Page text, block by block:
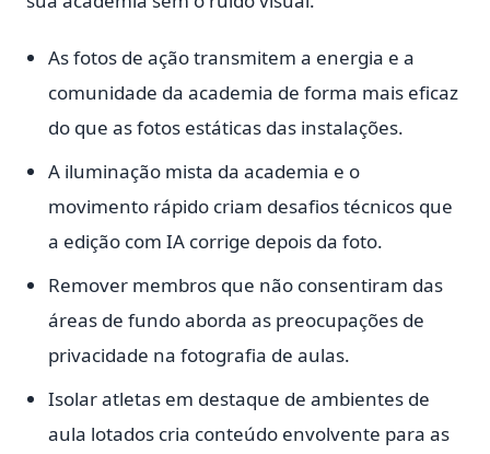
As fotos de ação transmitem a energia e a
comunidade da academia de forma mais eficaz
do que as fotos estáticas das instalações.
A iluminação mista da academia e o
movimento rápido criam desafios técnicos que
a edição com IA corrige depois da foto.
Remover membros que não consentiram das
áreas de fundo aborda as preocupações de
privacidade na fotografia de aulas.
Isolar atletas em destaque de ambientes de
aula lotados cria conteúdo envolvente para as